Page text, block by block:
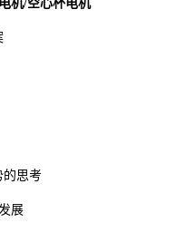
机/空心杯电机
的思考
展